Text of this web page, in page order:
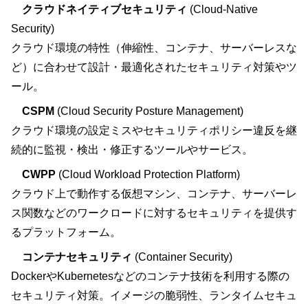
クラウドネイティブセキュリティ (Cloud-Native
Security)
クラウド環境の特性（伸縮性、コンテナ、サーバーレスな
ど）に合わせて設計・最適化されたセキュリティ対策やツ
ール。
CSPM (Cloud Security Posture Management)
クラウド環境の設定ミスやセキュリティポリシー違反を継
続的に監視・検出・修正するツールやサービス。
CWPP (Cloud Workload Protection Platform)
クラウド上で動作する仮想マシン、コンテナ、サーバーレ
ス関数などのワークロードに対するセキュリティを提供す
るプラットフォーム。
コンテナセキュリティ (Container Security)
DockerやKubernetesなどのコンテナ技術を利用する際の
セキュリティ対策。イメージの脆弱性、ランタイムセキュ